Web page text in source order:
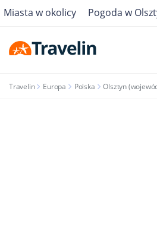
Travelin Europa Polska Olsztyn
Miasta w okolicy Pogoda w